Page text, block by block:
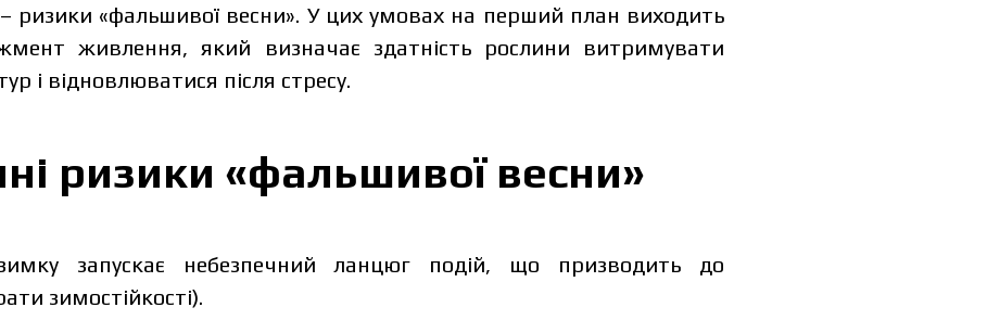
ризики «фальшивої весни». У цих умовах на перший план виходить
живлення, який визначає здатність рослини витримувати
і відновлюватися після стресу.
ризики «фальшивої весни»
запускає небезпечний ланцюг подій, що призводить до
зимостійкості).